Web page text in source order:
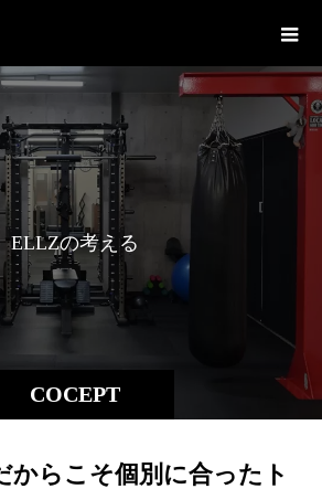
COCEPT
E LLZの考 え る
トレ
からこそ個別に合ったト